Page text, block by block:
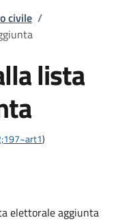
civile /
lista
)
elettorale aggiunta